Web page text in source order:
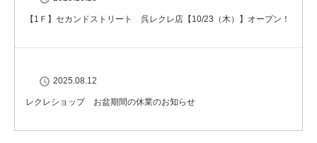
【1Ｆ】セカンドストリート 呉レクレ店【10/23（木）】オープン！
2025.08.12
レクレショップ お盆期間の休業のお知らせ